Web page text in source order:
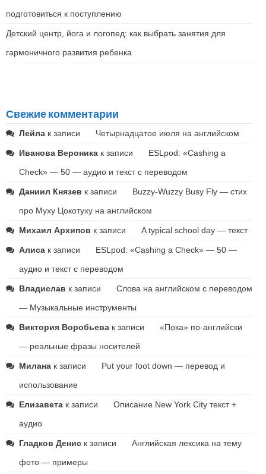
подготовиться к поступлению
Детский центр, йога и логопед: как выбрать занятия для
гармоничного развития ребенка
Свежие комментарии
Лейла к записи Четырнадцатое июля на английском
Иванова Вероника к записи
ESLpod: «Cashing a
Check» — 50 — аудио и текст с переводом
Даниил Князев к записи
Buzzy-Wuzzy Busy Fly — стих
про Муху Цокотуху на английском
Михаил Архипов к записи A typical school day — текст
Алиса к записи
ESLpod: «Cashing a Check» — 50 —
аудио и текст с переводом
Владислав к записи
Слова на английском с переводом
— Музыкальные инструменты
Виктория Воробьева к записи
«Пока» по-английски
— реальные фразы носителей
Милана к записи
Put your foot down — перевод и
использование
Елизавета к записи
Описание New York City текст +
аудио
Гладков Денис к записи
Английская лексика на тему
фото — примеры